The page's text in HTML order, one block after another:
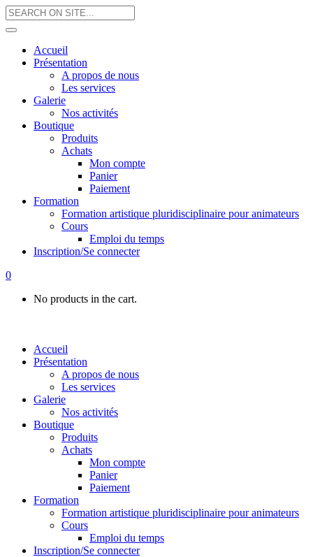
Accueil
Présentation
A propos de nous
Les services
Galerie
Nos activités
Boutique
Produits
Achats
Mon compte
Panier
Paiement
Formation
Formation artistique pluridisciplinaire pour animateurs
Cours
Emploi du temps
Inscription/Se connecter
0
No products in the cart.
Accueil
Présentation
A propos de nous
Les services
Galerie
Nos activités
Boutique
Produits
Achats
Mon compte
Panier
Paiement
Formation
Formation artistique pluridisciplinaire pour animateurs
Cours
Emploi du temps
Inscription/Se connecter